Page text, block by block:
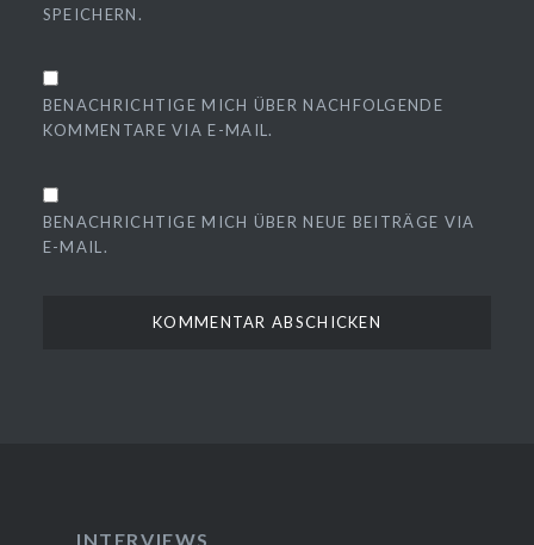
SPEICHERN.
BENACHRICHTIGE MICH ÜBER NACHFOLGENDE
KOMMENTARE VIA E-MAIL.
BENACHRICHTIGE MICH ÜBER NEUE BEITRÄGE VIA
E-MAIL.
INTERVIEWS